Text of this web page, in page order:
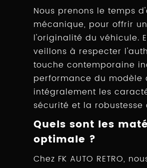
Nous prenons le temps
mécanique, pour offrir
l'originalité du véhicule.
veillons à respecter
touche contemporaine
performance du modèle
intégralement les
sécurité et la robustesse
Quels sont les
optimale ?
Chez FK AUTO RETRO,